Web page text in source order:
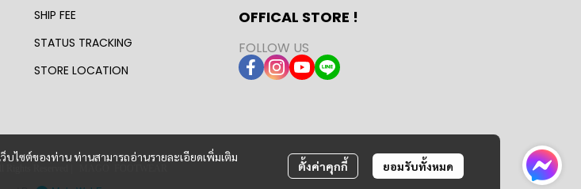
ไซต์ของท่าน ท่านสามารถอ่านรายละเอียดเพิ่มเติม
ตั้งค่าคุกกี้ ยอมรับทั้งหมด
SHIP FEE
STATUS TRACKING
STORE LOCATION
OFFICAL STORE !
FOLLOW US